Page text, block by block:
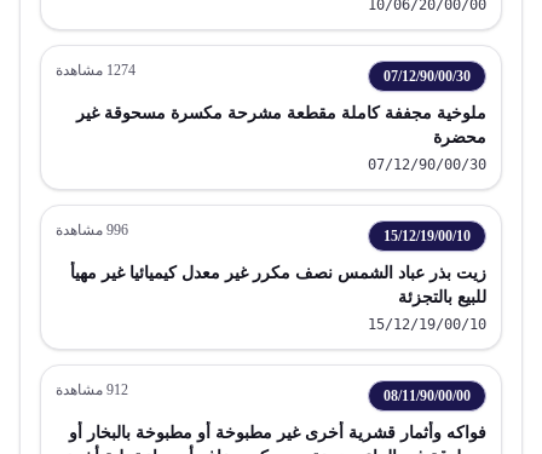
10/06/20/00/00
07/12/90/00/30
1274 مشاهدة
ملوخية مجففة كاملة مقطعة مشرحة مكسرة مسحوقة غير
محضرة
07/12/90/00/30
15/12/19/00/10
996 مشاهدة
زيت بذر عباد الشمس نصف مكرر غير معدل كيميائيا غير مهيأ
للبيع بالتجزئة
15/12/19/00/10
08/11/90/00/00
912 مشاهدة
فواكه وأثمار قشرية أخرى غير مطبوخة أو مطبوخة بالبخار أو